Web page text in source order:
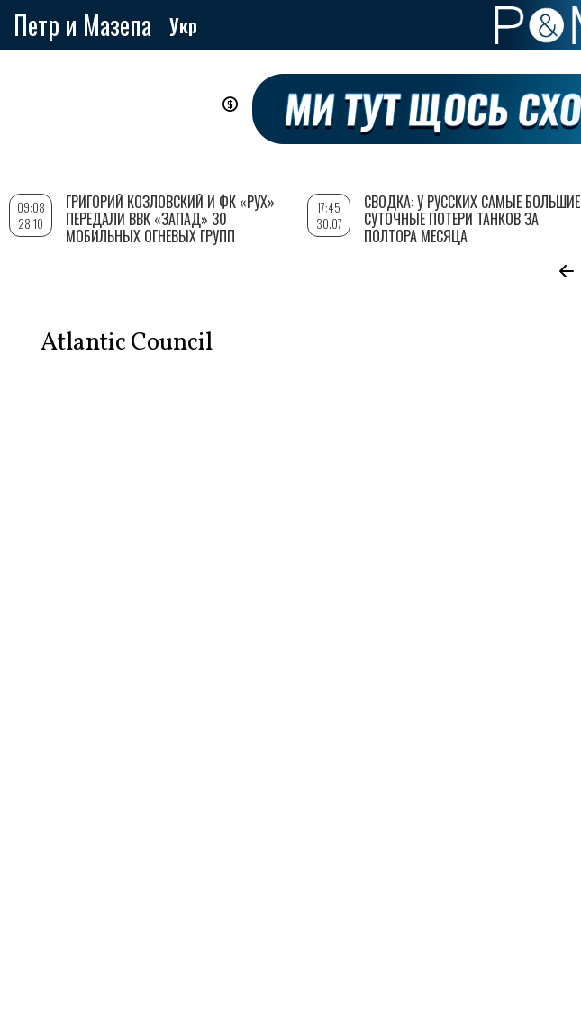
Петр и Мазепа Укр
Atlantic Council
09:08
28.10
ГРИГОРИЙ КОЗЛОВСКИЙ И ФК «РУХ»
ПЕРЕДАЛИ ВВК «ЗАПАД» 30
МОБИЛЬНЫХ ОГНЕВЫХ ГРУПП
17:45
30.07
СВОДКА: У РУССКИХ САМЫЕ БОЛЬШИЕ
СУТОЧНЫЕ ПОТЕРИ ТАНКОВ ЗА
ПОЛТОРА МЕСЯЦА